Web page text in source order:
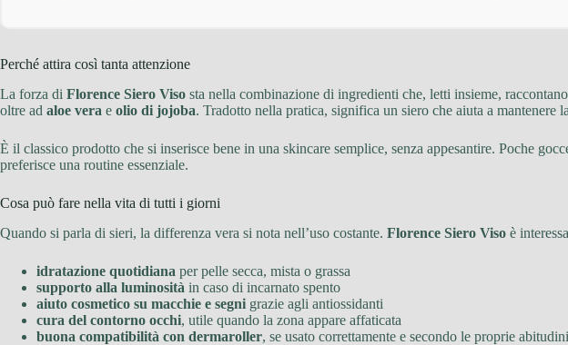
Perché attira così tanta attenzione
La forza di Florence Siero Viso sta nella combinazione di ingredienti che, letti insieme,
oltre ad aloe vera e olio di jojoba. Tradotto nella pratica, significa un siero che aiuta a mantenere
È il classico prodotto che si inserisce bene in una skincare semplice, senza appesantire. Poche
preferisce una routine essenziale.
Cosa può fare nella vita di tutti i giorni
Quando si parla di sieri, la differenza vera si nota nell’uso costante. Florence Siero Viso è
idratazione quotidiana per pelle secca, mista o grassa
supporto alla luminosità in caso di incarnato spento
aiuto cosmetico su macchie e segni grazie agli antiossidanti
cura del contorno occhi, utile quando la zona appare affaticata
buona compatibilità con dermaroller, se usato correttamente e secondo le proprie